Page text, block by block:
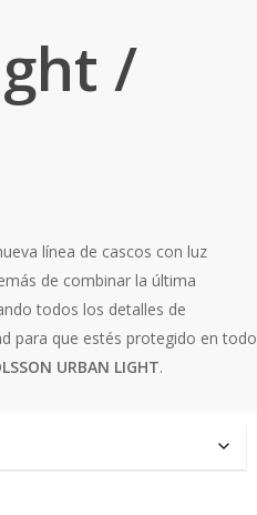
/
línea de cascos con luz
de combinar la última
todos los detalles de
para que estés protegido en todo
URBAN LIGHT.